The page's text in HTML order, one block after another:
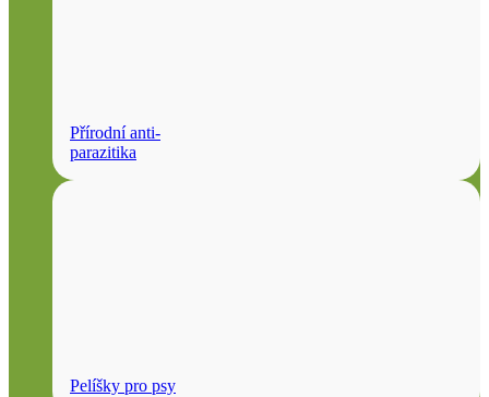
Přírodní anti-
parazitika
Pelíšky pro psy